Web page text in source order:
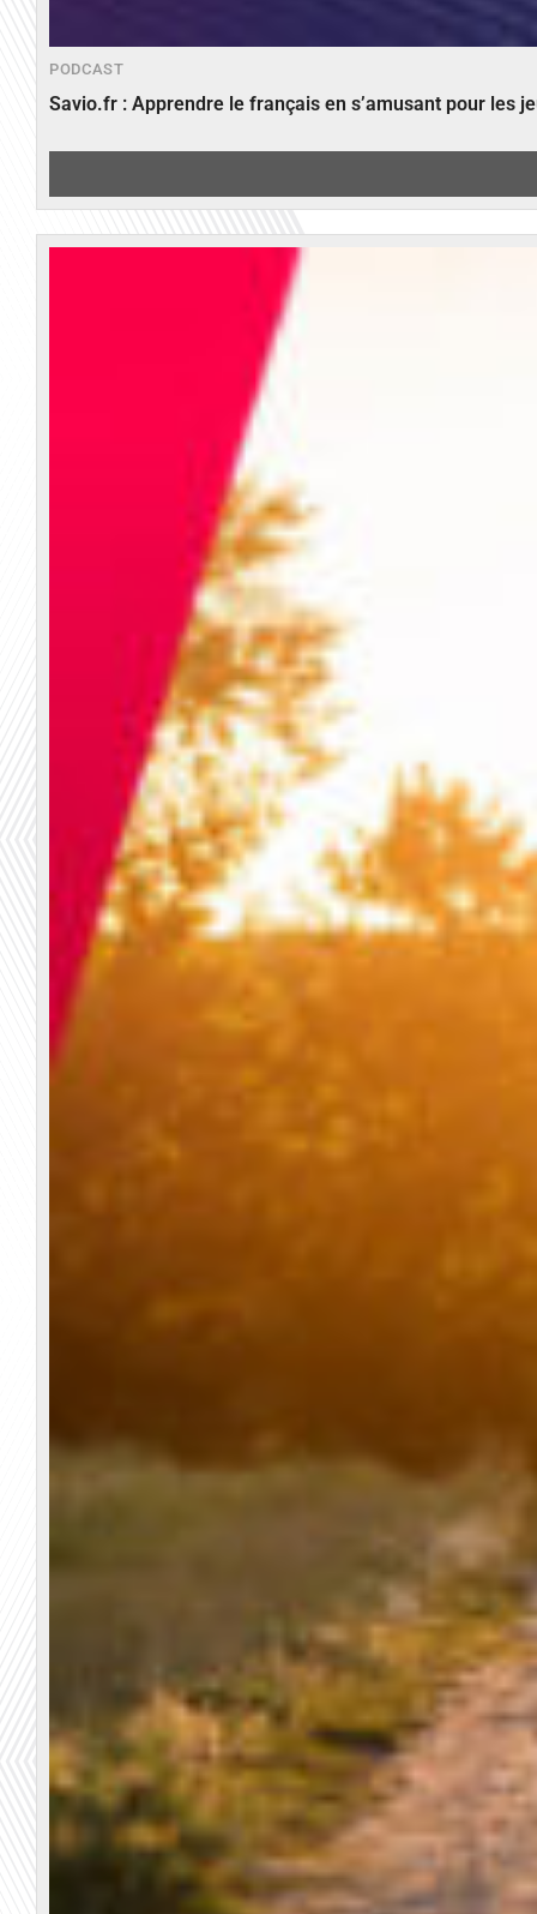
PODCAST
Savio.fr : Apprendre le français en s’amusant pour les